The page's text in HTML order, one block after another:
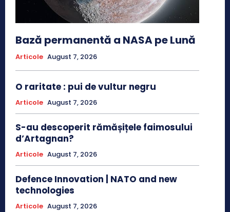
Bază permanentă a NASA pe Lună
Articole August 7, 2026
O raritate : pui de vultur negru
Articole August 7, 2026
S-au descoperit rămășițele faimosului
d’Artagnan?
Articole August 7, 2026
Defence Innovation | NATO and new
technologies
Articole August 7, 2026